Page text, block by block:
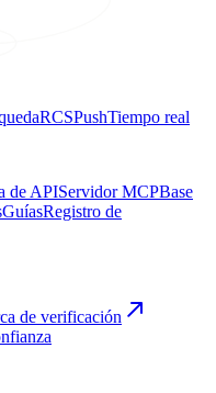
RCSPushTiempo real
de APIServidor MCPBase
GuíasRegistro de
de verificación